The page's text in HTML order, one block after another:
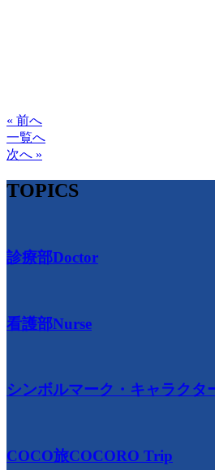
« 前へ
一覧へ
次へ »
TOPICS
診療部Doctor
看護部Nurse
シンボルマーク・キャラクタ
COCO旅COCORO Trip